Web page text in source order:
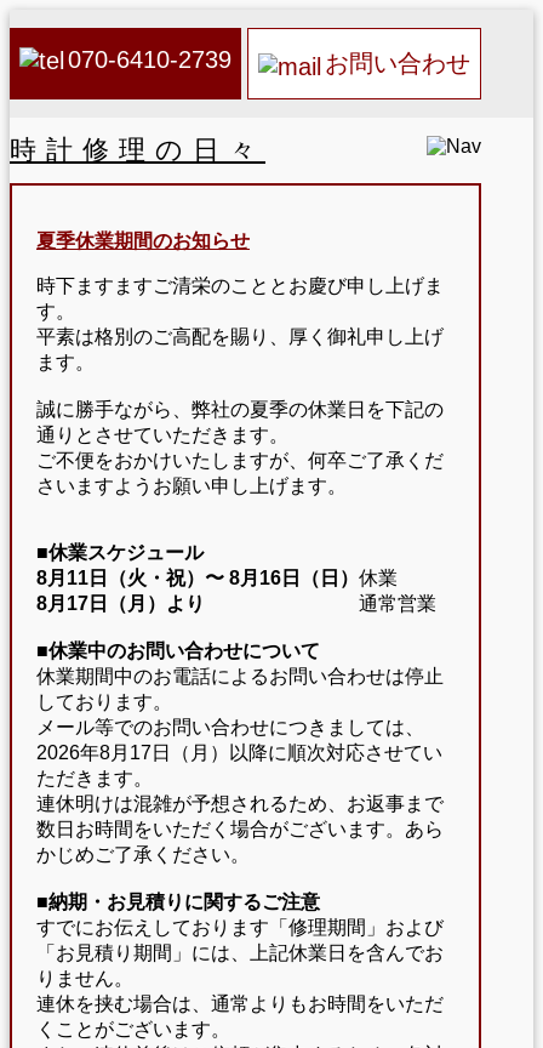
070-6410-2739 お問い合わせ
時計修理の日々
夏季休業期間のお知らせ
時下ますますご清栄のこととお慶び申し上げま
す。
平素は格別のご高配を賜り、厚く御礼申し上げ
ます。
誠に勝手ながら、弊社の夏季の休業日を下記の
通りとさせていただきます。
ご不便をおかけいたしますが、何卒ご了承くだ
さいますようお願い申し上げます。
■休業スケジュール
8月11日（火・祝）〜 8月16日（日） 休業
8月17日（月）より
通常営業
■休業中のお問い合わせについて
休業期間中のお電話によるお問い合わせは停止
しております。
メール等でのお問い合わせにつきましては、
2026年8月17日（月）以降に順次対応させてい
ただきます。
連休明けは混雑が予想されるため、お返事まで
数日お時間をいただく場合がございます。あら
かじめご了承ください。
■納期・お見積りに関するご注意
すでにお伝えしております「修理期間」および
「お見積り期間」には、上記休業日を含んでお
りません。
連休を挟む場合は、通常よりもお時間をいただ
くことがございます。